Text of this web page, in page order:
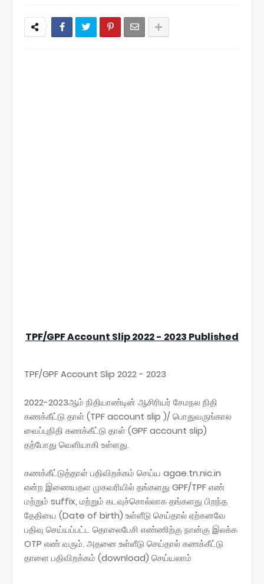
TPF/GPF Account Slip 2022 - 2023 Published
TPF/GPF Account Slip 2022 - 2023
2022-2023ஆம் நிதியாண்டின் ஆசிரியர் சேமநல நிதி
கணக்கீட்டு தாள் (TPF account slip )/ பொதுவருங்கால
வைப்புநிதி கணக்கீட்டு தாள் (GPF account slip)
தற்போது வெளியாகி உள்ளது.
கணக்கீட்டுத்தாள் பதிவிறக்கம் செய்ய agae.tn.nic.in
என்ற இணையதள முகவரியில் தங்களது GPF/TPF எண்
மற்றும் suffix, மற்றும் கடவுச்சொல்லாக தங்களது பிறந்த
தேதியை (Date of birth) உள்ளீடு செய்தால் ஏற்கனவே
பதிவு செய்யப்பட்ட தொலைபேசி எண்ணிற்கு நான்கு இலக்க
OTP எண் வரும். அதனை உள்ளீடு செய்தால் கணக்கீட்டு
தாளை பதிவிறக்கம் (download) செய்யலாம்